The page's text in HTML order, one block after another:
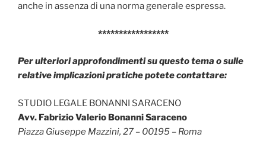
anche in assenza di una norma generale espressa.
*****************
Per ulteriori approfondimenti su questo tema o sulle
relative implicazioni pratiche potete contattare:
STUDIO LEGALE BONANNI SARACENO
Avv. Fabrizio Valerio Bonanni Saraceno
Piazza Giuseppe Mazzini, 27 – 00195 – Roma